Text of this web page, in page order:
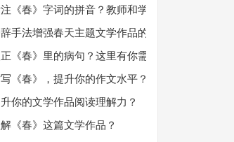
《春》字词的拼音？教师和学生的必备指南
手法增强春天主题文学作品的情感表达？
《春》里的病句？这里有你需要的所有技巧！
《春》，提升你的作文水平？
你的文学作品阅读理解力？
《春》这篇文学作品？